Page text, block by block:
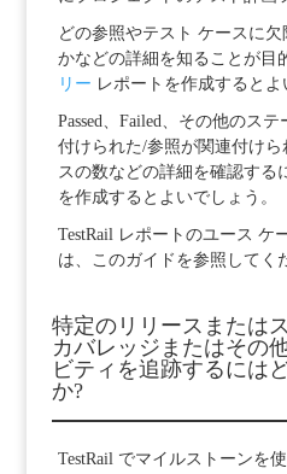
どの参照やテスト ケースに
かなどの詳細を知ることが目
リー レポートを作成するとよ
Passed、Failed、その他のス
付けられた/参照が関連付け
スの数などの詳細を確認する
を作成するとよいでしょう。
TestRail レポートのユース ケ
は、このガイドを参照してく
特定のリリースまたは
カバレッジまたはその
ビティを追跡するには
か?
TestRail でマイルストーンを